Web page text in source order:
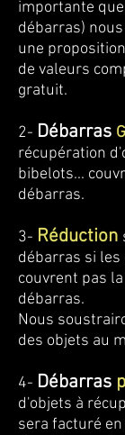
importante
débarras)
une
de valeurs
gratuit.
2- Débarras
récupération
bibelots...
débarras.
3- Réduction
débarras si les
couvrent pas
débarras.
Nous
des objets au
4- Débarras
d'objets à
sera facturé